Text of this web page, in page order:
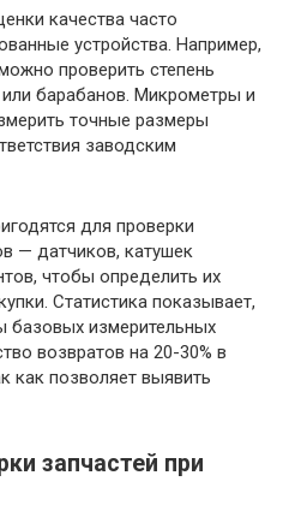
качества часто
устройства. Например,
проверить степень
барабанов. Микрометры и
точные размеры
заводским
для проверки
— датчиков, катушек
чтобы определить их
Статистика показывает,
базовых измерительных
возвратов на 20-30% в
как позволяет выявить
запчастей при